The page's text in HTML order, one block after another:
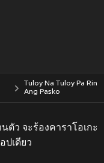
Tuloy Na Tuloy Pa Rin
Ang Pasko
ตัว จะร้องคาราโอเกะ
ปเดียว